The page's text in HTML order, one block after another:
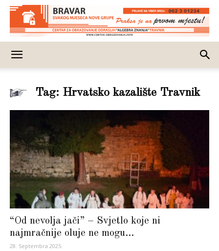
Tag: Hrvatsko kazalište Travnik
“Od nevolja jači” – Svjetlo koje ni
najmračnije oluje ne mogu...
28. Septembra 2025.